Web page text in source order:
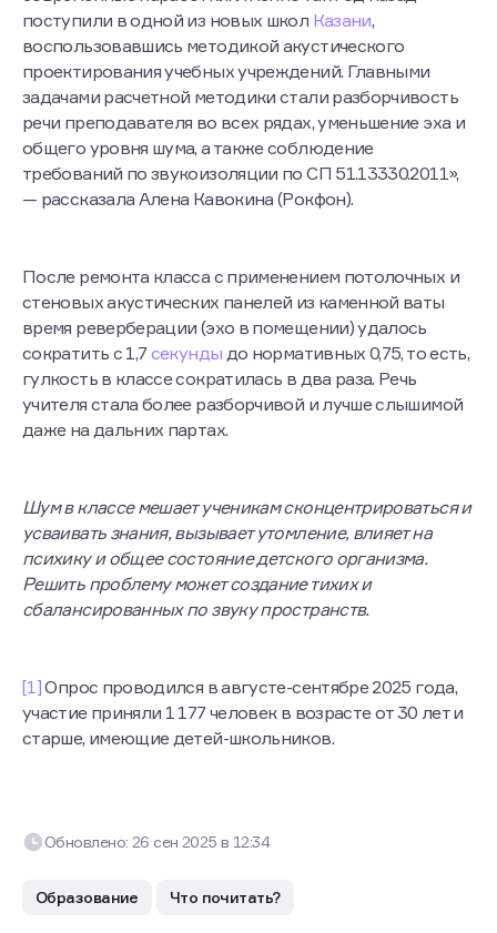
современные наработки. Именно так год назад
поступили в одной из новых школКазани,
воспользовавшись методикой акустического
проектирования учебных учреждений. Главными
задачами расчетной методики стали разборчивость
речи преподавателя во всех рядах, уменьшение эха и
общего уровня шума, а также соблюдение
требований по звукоизоляции по СП 51.13330.2011»,
После ремонта класса с применением потолочных и
стеновых акустических панелей из каменной ваты
время реверберации (эхо в помещении) удалось
сократить с 1,7секундыдо нормативных 0,75, то есть,
гулкость в классе сократилась в два раза. Речь
учителя стала более разборчивой и лучше слышимой
Шум в классе мешает ученикам сконцентрироваться и
усваивать знания, вызывает утомление, влияет на
психику и общее состояние детского организма.
Решить проблему может создание тихих и
[1]Опрос проводился в августе-сентябре 2025 года,
участие приняли 1 177 человек в возрасте от 30 лет и